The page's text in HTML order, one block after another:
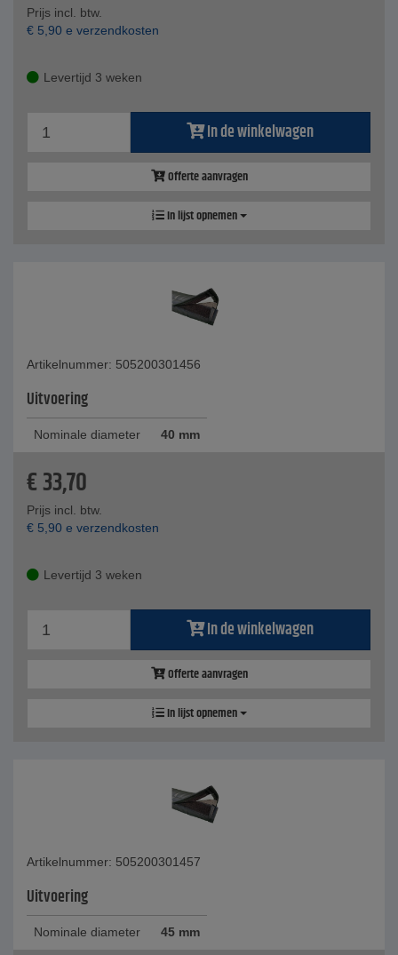
Prijs incl. btw.
€ 5,90 e verzendkosten
Levertijd 3 weken
In de winkelwagen
Offerte aanvragen
In lijst opnemen
Artikelnummer: 505200301456
Uitvoering
Nominale diameter 40 mm
€33,70
Prijs incl. btw.
€ 5,90 e verzendkosten
Levertijd 3 weken
In de winkelwagen
Offerte aanvragen
In lijst opnemen
Artikelnummer: 505200301457
Uitvoering
Nominale diameter 45 mm